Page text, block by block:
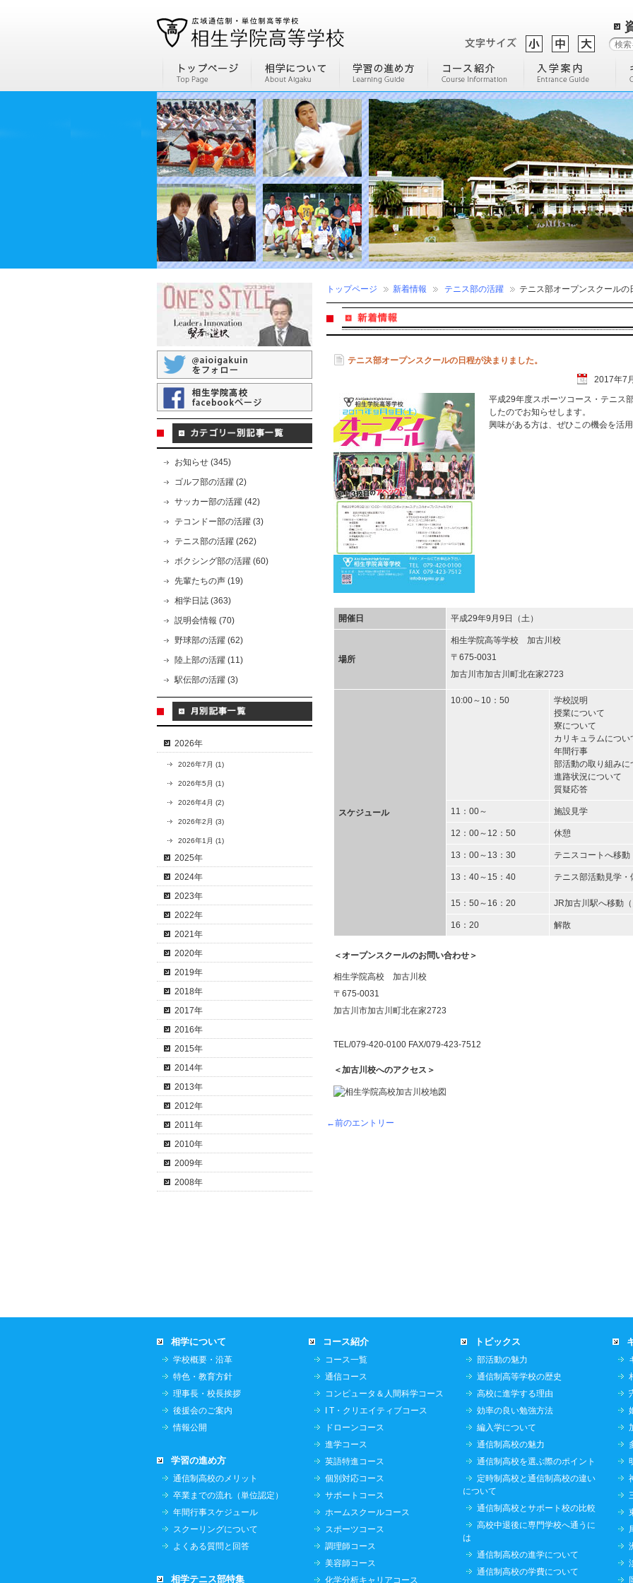
トップページ 新着情報 テニス部の活躍 テニス部オープンスクールの
テニス部オープンスクールの日程が決まりました。
2017年7
平成29年度スポーツコース・テニス
したのでお知らせします。
興味がある方は、ぜひこの機会を活
開催日 平成29年9月9日（土）
場所
相生学院高等学校 加古川校
〒675-0031
加古川市加古川町北在家2723
スケジュール
10:00～10：50
学校説明
授業について
寮について
カリキュラムについ
年間行事
部活動の取り組みに
進路状況について
質疑応答
11：00～ 施設見学
12：00～12：50 休憩
13：00～13：30 テニスコートへ移動
13：40～15：40 テニス部活動見学・
15：50～16：20 JR加古川駅へ移動（
16：20 解散
＜オープンスクールのお問い合わせ＞
相生学院高校 加古川校
〒675-0031
加古川市加古川町北在家2723
TEL/079-420-0100 FAX/079-423-7512
＜加古川校へのアクセス＞
←前のエントリー
お知らせ (345)
ゴルフ部の活躍 (2)
サッカー部の活躍 (42)
テコンドー部の活躍 (3)
テニス部の活躍 (262)
ボクシング部の活躍 (60)
先輩たちの声 (19)
相学日誌 (363)
説明会情報 (70)
野球部の活躍 (62)
陸上部の活躍 (11)
駅伝部の活躍 (3)
2026年
2026年7月 (1)
2026年5月 (1)
2026年4月 (2)
2026年2月 (3)
2026年1月 (1)
2025年
2024年
2023年
2022年
2021年
2020年
2019年
2018年
2017年
2016年
2015年
2014年
2013年
2012年
2011年
2010年
2009年
2008年
相学について
学校概要・沿革
特色・教育方針
理事長・校長挨拶
後援会のご案内
情報公開
学習の進め方
通信制高校のメリット
卒業までの流れ（単位認定）
年間行事スケジュール
スクーリングについて
よくある質問と回答
相学テニス部特集
コース紹介
コース一覧
通信コース
コンピュータ＆人間科学コース
I T・クリエイティブコース
ドローンコース
進学コース
英語特進コース
個別対応コース
サポートコース
ホームスクールコース
スポーツコース
調理師コース
美容師コース
化学分析キャリアコース
トピックス
部活動の魅力
通信制高等学校の歴史
高校に進学する理由
効率の良い勉強方法
編入学について
通信制高校の魅力
通信制高校を選ぶ際のポイント
定時制高校と通信制高校の違い
について
通信制高校とサポート校の比較
高校中退後に専門学校へ通うに
は
通信制高校の進学について
通信制高校の学費について